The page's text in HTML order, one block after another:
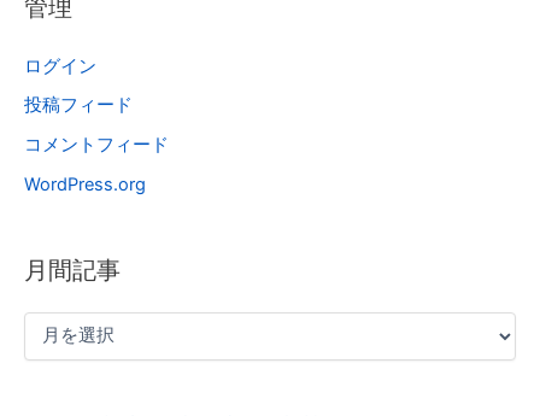
管理
ログイン
投稿フィード
コメントフィード
WordPress.org
月間記事